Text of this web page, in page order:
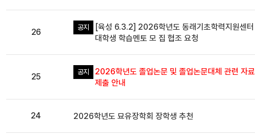
26 공지
[육성 6.3.2] 2026학년도 동래기초학력지원센터
대학생 학습멘토 모 집 협조 요청
25 공지
2026학년도 졸업논문 및 졸업논문대체 관련 자료
제출 안내
24 일반
2026학년도 묘유장학회 장학생 추천